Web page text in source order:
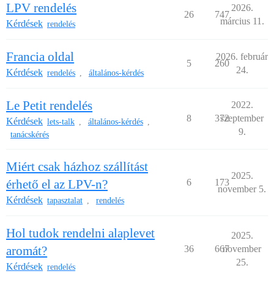
LPV rendelés
Kérdések rendelés
26 747
2026.
március 11.
Francia oldal
Kérdések rendelés , általános-kérdés
5 260
2026. február
24.
Le Petit rendelés
Kérdések lets-talk , általános-kérdés ,
tanácskérés
8 372
2022.
szeptember
9.
Miért csak házhoz szállítást
érhető el az LPV-n?
Kérdések tapasztalat , rendelés
6 173
2025.
november 5.
Hol tudok rendelni alaplevet
aromát?
Kérdések rendelés
36 667
2025.
november
25.